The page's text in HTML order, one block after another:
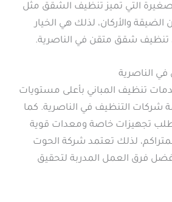
التي تميز تنظيف الشقق مثل
الضيقة والأركان، لذلك هي الخيار
تنظيف شقق متقن في الناصرية.
الناصرية
تنظيف المباني بأعلى مستويات
شركات التنظيف في الناصرية. كما
تجهيزات خاصة ومعدات قوية
المتراكم، لذلك تعتمد شركة الحوت
فرق العمل المدربة لتحقيق